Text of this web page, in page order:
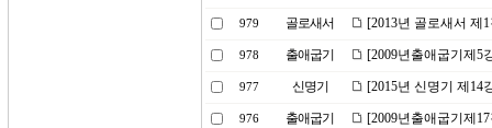
979 골로새서 [2013년 골로새서 제
978 출애굽기 [2009년출애굽기제5
977 신명기 [2015년 신명기 제14
976 출애굽기 [2009년출애굽기제